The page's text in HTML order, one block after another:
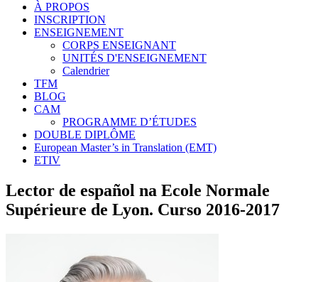
À PROPOS
INSCRIPTION
ENSEIGNEMENT
CORPS ENSEIGNANT
UNITÉS D'ENSEIGNEMENT
Calendrier
TFM
BLOG
CAM
PROGRAMME D’ÉTUDES
DOUBLE DIPLÔME
European Master’s in Translation (EMT)
ETIV
Lector de español na Ecole Normale
Supérieure de Lyon. Curso 2016-2017